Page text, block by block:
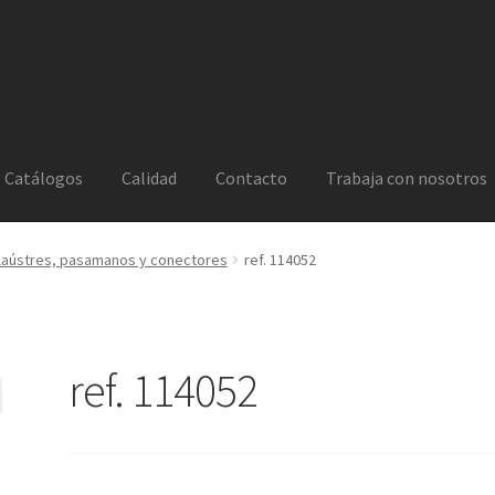
Catálogos Calidad Contacto Trabaja con nosotros
pasamanos y conectores ref. 114052
ref. 114052